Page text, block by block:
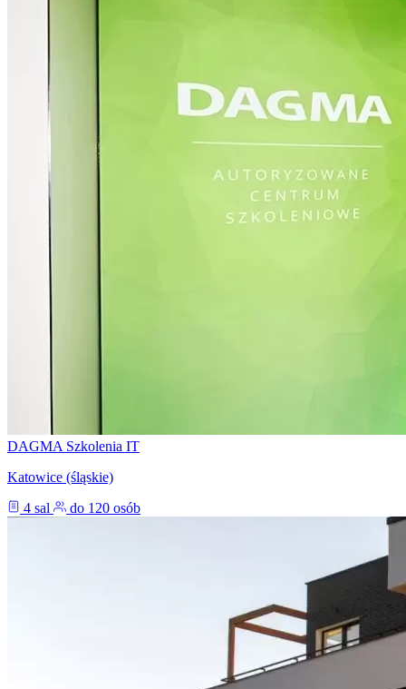
DAGMA Szkolenia IT
Katowice (śląskie)
4 sal
do 120 osób